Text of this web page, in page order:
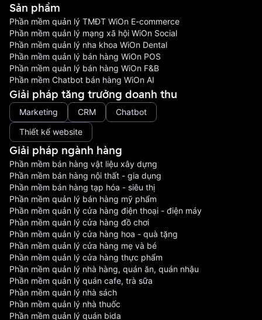
Sản phầm
Phần mềm quản lý TMĐT WiOn E-commerce
Phần mềm quản lý mạng xã hội WiOn Social
Phần mềm quản lý nha khoa WiOn Dental
Phần mềm quản lý bán hàng WiOn POS
Phần mềm quản lý bán hàng WiOn F&B
Phần mềm Chatbot bán hàng WiOn AI
Giải pháp tăng trưởng doanh thu
Marketing CRM
Chatbot
Thiết kế website
Giải pháp ngành hàng
Phần mềm bán hàng vật liệu xây dựng
Phần mềm bán hàng nội thất - gia dụng
Phần mềm bán hàng tạp hóa - siêu thị
Phần mềm quản lý bán hàng mỹ phẩm
Phần mềm quản lý cửa hàng điện thoại - điện máy
Phần mềm quản lý cửa hàng đồ chơi
Phần mềm quản lý cửa hàng hoa - quà tặng
Phần mềm quản lý cửa hàng mẹ và bé
Phần mềm quản lý cửa hàng thực phẩm
Phần mềm quản lý nhà hàng, quán ăn, quán nhậu
Phần mềm quản lý quán cafe, trà sữa
Phần mềm quản lý nhà sách
Phần mềm quản lý nhà thuốc
Phần mềm quản lý quán bida